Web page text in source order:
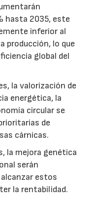
hasta 2035, este
inferior al
producción, lo que
global del
la valorización de
energética, la
circular se
de
cárnicas.
la mejora genética
serán
estos
la rentabilidad.